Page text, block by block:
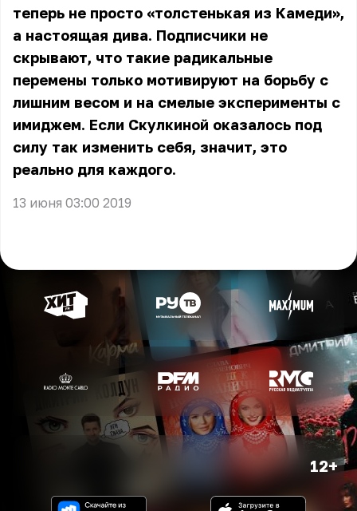
теперь не просто «толстенькая из Камеди»,
а настоящая дива. Подписчики не
скрывают, что такие радикальные
перемены только мотивируют на борьбу с
лишним весом и на смелые эксперименты с
имиджем. Если Скулкиной оказалось под
силу так изменить себя, значит, это
реально для каждого.
13 июня 03:00 2019
12+